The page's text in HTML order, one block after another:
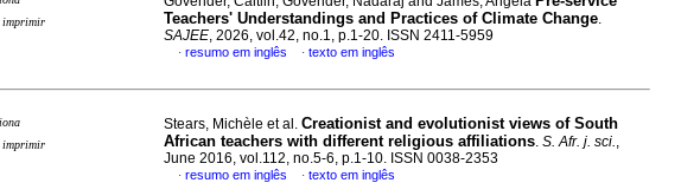
imprimir
Teachers' Understandings and Practices of Climate Change.
SAJEE, 2026, vol.42, no.1, p.1-20. ISSN 2411-5959
· resumo em inglês · texto em inglês
imprimir
Stears, Michèle et al. Creationist and evolutionist views of South
African teachers with different religious affiliations. S. Afr. j. sci.,
June 2016, vol.112, no.5-6, p.1-10. ISSN 0038-2353
· resumo em inglês · texto em inglês